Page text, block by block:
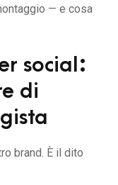
— e cosa
social:
di
brand. È il dito